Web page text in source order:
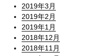
2019年3月
2019年2月
2019年1月
2018年12月
2018年11月